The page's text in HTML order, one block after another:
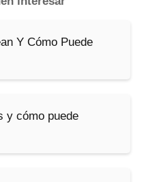
Y Cómo Puede
y cómo puede